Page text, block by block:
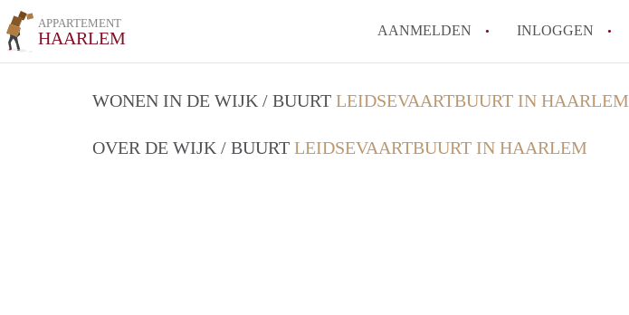
APPARTEMENT
HAARLEM AANMELDEN INLOGGEN
WONEN IN DE WIJK / BUURT LEIDSEVAARTBUURT IN HAARLEM
OVER DE WIJK / BUURT LEIDSEVAARTBUURT IN HAARLEM